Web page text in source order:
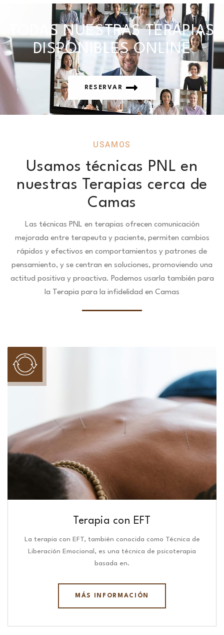
TODAS NUESTRAS TERAPIAS
DISPONIBLES ONLINE
RESERVAR
USAMOS
Usamos técnicas PNL en
nuestras Terapias cerca de
Camas
Las técnicas PNL en terapias ofrecen comunicación
mejorada entre terapeuta y paciente, permiten cambios
rápidos y efectivos en comportamientos y patrones de
pensamiento, y se centran en soluciones, promoviendo una
actitud positiva y proactiva. Podemos usarla también para
la Terapia para la infidelidad en Camas
Terapia con EFT
La terapia con EFT, también conocida como Técnica de
Liberación Emocional, es una técnica de psicoterapia
basada en.
MÁS INFORMACIÓN